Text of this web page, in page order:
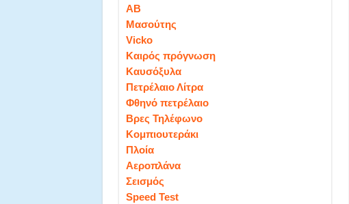
ΑΒ
Μασούτης
Vicko
Καιρός πρόγνωση
Καυσόξυλα
Πετρέλαιο Λίτρα
Φθηνό πετρέλαιο
Βρες Τηλέφωνο
Κομπιουτεράκι
Πλοία
Αεροπλάνα
Σεισμός
Speed Test